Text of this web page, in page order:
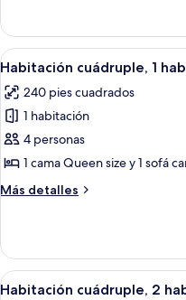
Queen
size
doble,
cama
size
Abrir
todas
las
fotos
de
Habitación
cuádruple,
1
1
Habitación cuádruple, 1
240 pies cuadrados
1 habitación
4 personas
1 cama Queen size y 1 sofá
Más detalles
Más
cuádruple,
habitación
Abrir
1
Habitación cuádruple, 2